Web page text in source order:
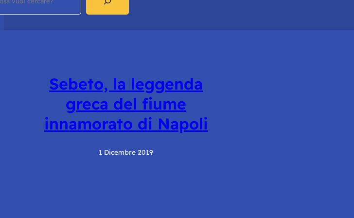
Sebeto, la leggenda
greca del fiume
innamorato di Napoli
1 Dicembre 2019